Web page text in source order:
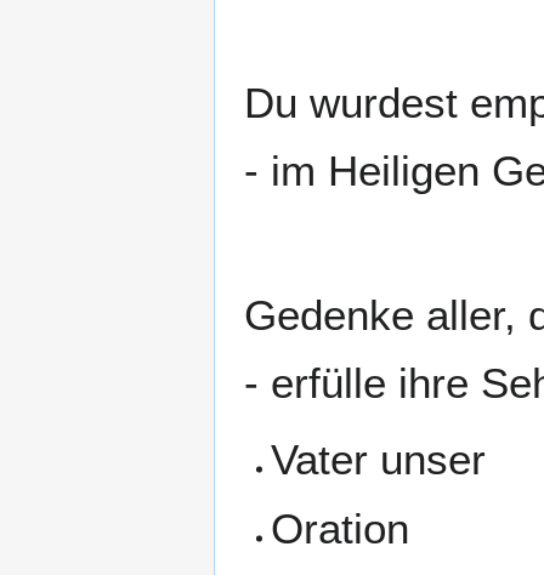
Du wurdest
- im Heiligen
Gedenke aller,
- erfülle ihre
Vater unser
Oration